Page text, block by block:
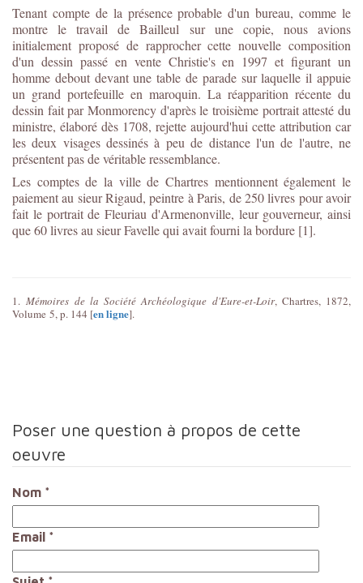
Tenant compte de la présence probable d'un bureau, comme le
montre le travail de Bailleul sur une copie, nous avions
initialement proposé de rapprocher cette nouvelle composition
d'un dessin passé en vente Christie's en 1997 et figurant un
homme debout devant une table de parade sur laquelle il appuie
un grand portefeuille en maroquin. La réapparition récente du
dessin fait par Monmorency d'après le troisième portrait attesté du
ministre, élaboré dès 1708, rejette aujourd'hui cette attribution car
les deux visages dessinés à peu de distance l'un de l'autre, ne
présentent pas de véritable ressemblance.
Les comptes de la ville de Chartres mentionnent également le
paiement au sieur Rigaud, peintre à Paris, de 250 livres pour avoir
fait le portrait de Fleuriau d'Armenonville, leur gouverneur, ainsi
que 60 livres au sieur Favelle qui avait fourni la bordure [1].
1.Mémoires de la Société Archéologique d'Eure-et-Loir, Chartres, 1872,
Volume 5, p. 144 [en ligne].
Poser une question à propos de cette
oeuvre
Nom *
Email *